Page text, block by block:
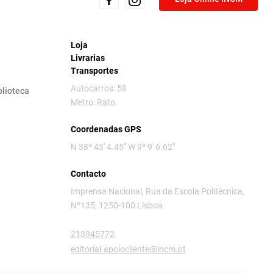
Loja
Livrarias
Transportes
Autocarros: 58
Metro: Rato
Coordenadas GPS
N 38º 43' 4.45" W 9º 9' 6.62"
Contacto
Imprensa Nacional, Rua da Escola Politécnica,
Nº135, 1250-100 Lisboa
213945772
editorial.apoiocliente@incm.pt